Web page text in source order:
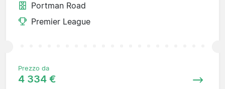
Portman Road
Premier League
Prezzo da
4 334 €